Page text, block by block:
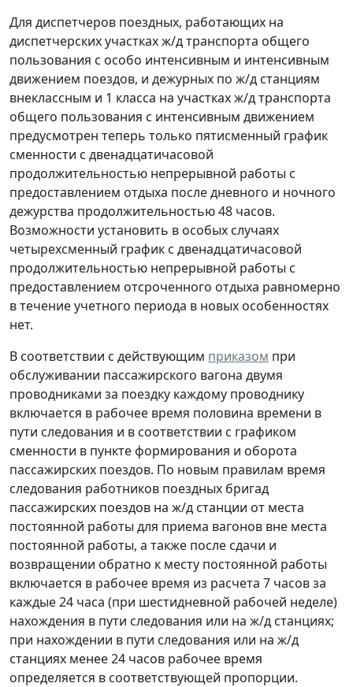
Для диспетчеров поездных, работающих на
диспетчерских участках ж/д транспорта общего
пользования с особо интенсивным и интенсивным
движением поездов, и дежурных по ж/д станциям
внеклассным и 1 класса на участках ж/д транспорта
общего пользования с интенсивным движением
предусмотрен теперь только пятисменный график
сменности с двенадцатичасовой
продолжительностью непрерывной работы с
предоставлением отдыха после дневного и ночного
дежурства продолжительностью 48 часов.
Возможности установить в особых случаях
четырехсменный график с двенадцатичасовой
продолжительностью непрерывной работы с
предоставлением отсроченного отдыха равномерно
в течение учетного периода в новых особенностях
нет.
В соответствии с действующим приказом при
обслуживании пассажирского вагона двумя
проводниками за поездку каждому проводнику
включается в рабочее время половина времени в
пути следования и в соответствии с графиком
сменности в пункте формирования и оборота
пассажирских поездов. По новым правилам время
следования работников поездных бригад
пассажирских поездов на ж/д станции от места
постоянной работы для приема вагонов вне места
постоянной работы, а также после сдачи и
возвращении обратно к месту постоянной работы
включается в рабочее время из расчета 7 часов за
каждые 24 часа (при шестидневной рабочей неделе)
нахождения в пути следования или на ж/д станциях;
при нахождении в пути следования или на ж/д
станциях менее 24 часов рабочее время
определяется в соответствующей пропорции.